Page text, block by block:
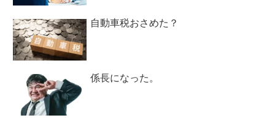
自動車税おさめた？
係長になった。